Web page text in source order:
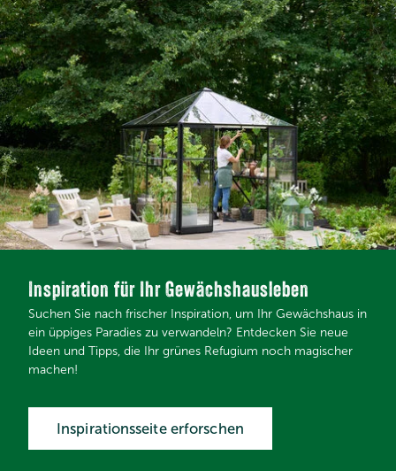
Inspiration für Ihr Gewächshausleben
Suchen Sie nach frischer Inspiration, um Ihr Gewächshaus in
ein üppiges Paradies zu verwandeln? Entdecken Sie neue
Ideen und Tipps, die Ihr grünes Refugium noch magischer
machen!
Inspirationsseite erforschen